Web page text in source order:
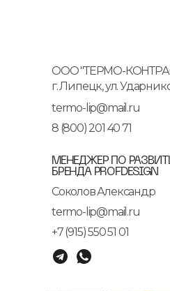
ООО "ТЕРМО-
г. Липецк, ул.
termo-lip@mail.ru
8 (800) 201 40 71
Соколов Александр
termo-lip@mail.ru
+7 (915) 550 51 01
МЕНЕДЖЕР ПО
БРЕНДА PROFDESIGN